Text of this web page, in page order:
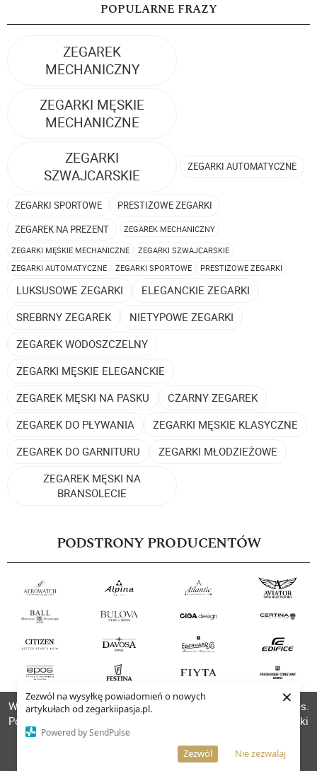
Zezwól na wysyłkę powiadomień o nowych
artykułach od zegarkiipasja.pl.
Powered by SendPulse
Nie zezwalaj
Zezwól
×
POPULARNE FRAZY
ZEGAREK
MECHANICZNY
ZEGARKI MĘSKIE
MECHANICZNE
ZEGARKI
SZWAJCARSKIE
ZEGARKI AUTOMATYCZNE
ZEGARKI SPORTOWE
PRESTIŻOWE ZEGARKI
ZEGAREK NA PREZENT
ZEGAREK MECHANICZNY
ZEGARKI MĘSKIE MECHANICZNE
ZEGARKI SZWAJCARSKIE
ZEGARKI AUTOMATYCZNE
ZEGARKI SPORTOWE PRESTIŻOWE ZEGARKI
LUKSUSOWE ZEGARKI
ELEGANCKIE ZEGARKI
SREBRNY ZEGAREK
NIETYPOWE ZEGARKI
ZEGAREK WODOSZCZELNY
ZEGARKI MĘSKIE ELEGANCKIE
ZEGAREK MĘSKI NA PASKU
CZARNY ZEGAREK
ZEGAREK DO PŁYWANIA
ZEGARKI MĘSKIE KLASYCZNE
ZEGAREK DO GARNITURU
ZEGARKI MŁODZIEŻOWE
ZEGAREK MĘSKI NA
BRANSOLECIE
PODSTRONY PRODUCENTÓW
W celu poprawienia jakości usług korzystamy z plików cookies.
Pozostanie na stronie oznacza, iż wyrażasz zgodę na to, że pliki
cookies będą przechowywane w Twoim urządzeniu.
Więcej informacji